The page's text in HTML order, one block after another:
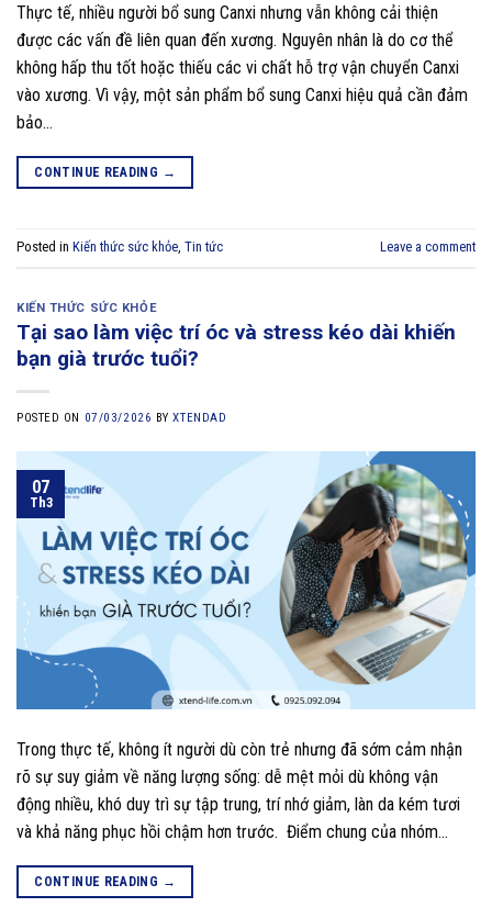
Thực tế, nhiều người bổ sung Canxi nhưng vẫn không cải thiện
được các vấn đề liên quan đến xương. Nguyên nhân là do cơ thể
không hấp thu tốt hoặc thiếu các vi chất hỗ trợ vận chuyển Canxi
vào xương. Vì vậy, một sản phẩm bổ sung Canxi hiệu quả cần đảm
bảo…
CONTINUE READING →
Posted in Kiến thức sức khỏe, Tin tức Leave a comment
KIẾN THỨC SỨC KHỎE
Tại sao làm việc trí óc và stress kéo dài khiến
bạn già trước tuổi?
POSTED ON 07/03/2026 BYXTENDAD
07
Th3
Trong thực tế, không ít người dù còn trẻ nhưng đã sớm cảm nhận
rõ sự suy giảm về năng lượng sống: dễ mệt mỏi dù không vận
động nhiều, khó duy trì sự tập trung, trí nhớ giảm, làn da kém tươi
và khả năng phục hồi chậm hơn trước. Điểm chung của nhóm…
CONTINUE READING →